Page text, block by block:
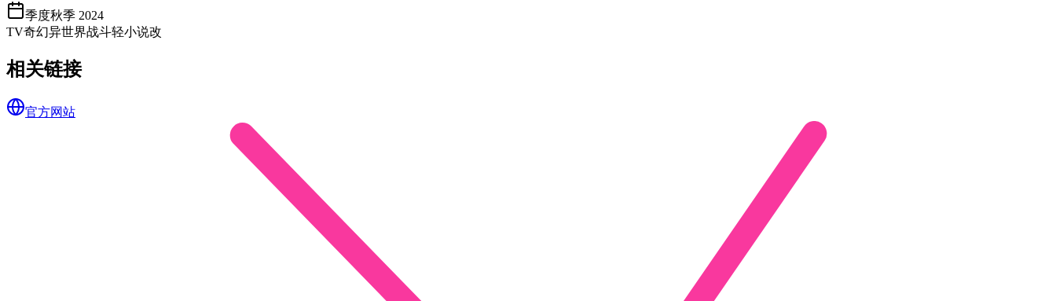
季度秋季 2024
TV奇幻异世界战斗轻小说改
相关链接
官方网站